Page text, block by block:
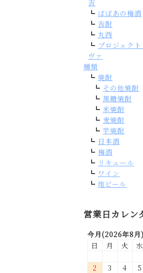
吉
ばばあの梅酒
吉酎
丸西
プロジェク
ヴァ
種類
焼酎
その他焼酎
黒糖焼酎
米焼酎
麦焼酎
芋焼酎
日本酒
梅酒
リキュール
ワイン
地ビール
営業日カレン
今月(2026年8月)
日
月 火 水
2
3 4 5